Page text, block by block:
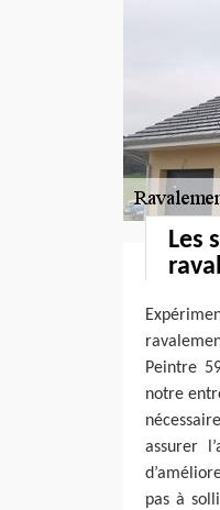
Les
Peintre
notre
assurer
pas à